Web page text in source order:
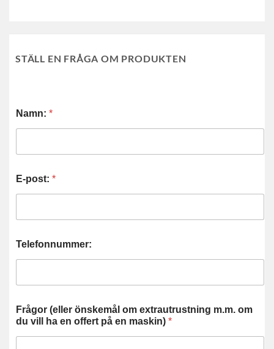
STÄLL EN FRÅGA OM PRODUKTEN
Namn: *
E-post: *
Telefonnummer:
Frågor (eller önskemål om extrautrustning m.m. om
du vill ha en offert på en maskin) *